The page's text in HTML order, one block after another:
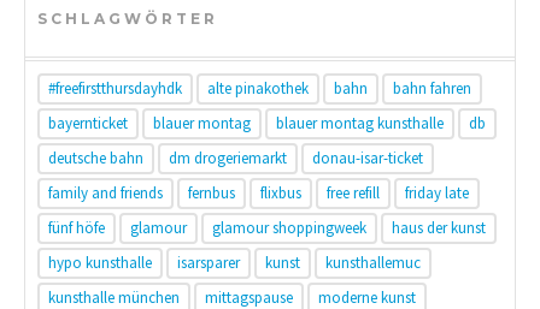
SCHLAGWÖRTER
#freefirstthursdayhdk alte pinakothek bahn
bahn fahren
bayernticket
blauer montag blauer montag kunsthalle
db
deutsche bahn
dm drogeriemarkt
donau-isar-ticket
family and friends
fernbus flixbus free refill
friday late
fünf höfe
glamour glamour shoppingweek
haus der kunst
hypo kunsthalle
isarsparer kunst
kunsthallemuc
kunsthalle münchen
mittagspause
moderne kunst